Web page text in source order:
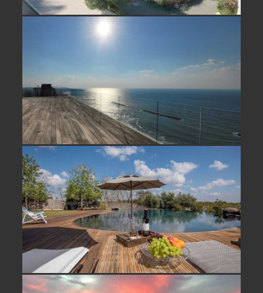
דירה על הים למכירה בתל אביב
וילה יוקרתית למכירה קרוב לתל אביב
על גבעה מוקפת טבע מול נוף פתוח